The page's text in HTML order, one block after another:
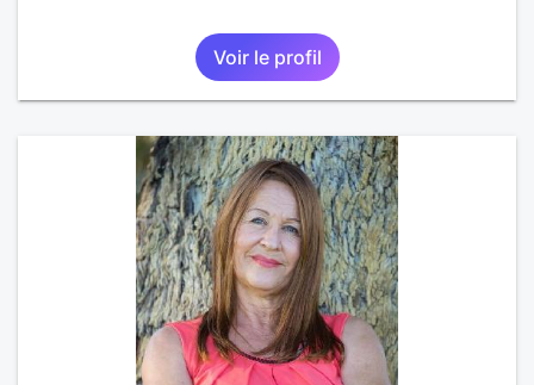
Voir le profil